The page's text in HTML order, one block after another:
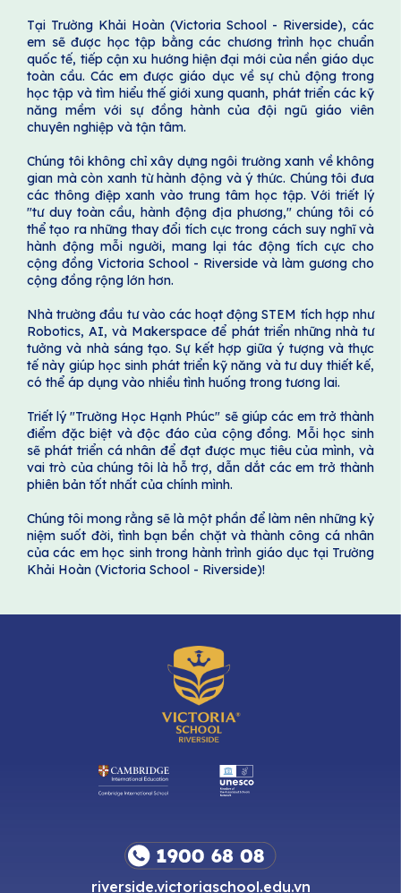
Tại Trường Khải Hoàn (Victoria School - Riverside), các
em sẽ được học tập bằng các chương trình học chuẩn
quốc tế, tiếp cận xu hướng hiện đại mới của nền giáo dục
toàn cầu. Các em được giáo dục về sự chủ động trong
học tập và tìm hiểu thế giới xung quanh, phát triển các kỹ
năng mềm với sự đồng hành của đội ngũ giáo viên
chuyên nghiệp và tận tâm.
Chúng tôi không chỉ xây dựng ngôi trường xanh về không
gian mà còn xanh từ hành động và ý thức. Chúng tôi đưa
các thông điệp xanh vào trung tâm học tập. Với triết lý
"tư duy toàn cầu, hành động địa phương," chúng tôi có
thể tạo ra những thay đổi tích cực trong cách suy nghĩ và
hành động mỗi người, mang lại tác động tích cực cho
cộng đồng Victoria School - Riverside và làm gương cho
cộng đồng rộng lớn hơn.
Nhà trường đầu tư vào các hoạt động STEM tích hợp như
Robotics, AI, và Makerspace để phát triển những nhà tư
tưởng và nhà sáng tạo. Sự kết hợp giữa ý tượng và thực
tế này giúp học sinh phát triển kỹ năng và tư duy thiết kế,
có thể áp dụng vào nhiều tình huống trong tương lai.
Triết lý "Trường Học Hạnh Phúc" sẽ giúp các em trở thành
điểm đặc biệt và độc đáo của cộng đồng. Mỗi học sinh
sẽ phát triển cá nhân để đạt được mục tiêu của mình, và
vai trò của chúng tôi là hỗ trợ, dẫn dắt các em trở thành
phiên bản tốt nhất của chính mình.
Chúng tôi mong rằng sẽ là một phần để làm nên những kỷ
niệm suốt đời, tình bạn bền chặt và thành công cá nhân
của các em học sinh trong hành trình giáo dục tại Trường
Khải Hoàn (Victoria School - Riverside)!
riverside.victoriaschool.edu.vn